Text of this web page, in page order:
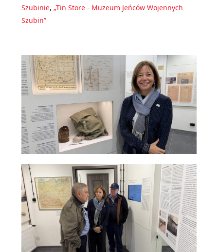
Szubinie, „Tin Store - Muzeum Jeńców Wojennych
Szubin”